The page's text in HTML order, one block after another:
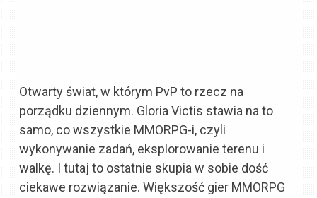
Otwarty świat, w którym PvP to rzecz na
porządku dziennym. Gloria Victis stawia na to
samo, co wszystkie MMORPG-i, czyli
wykonywanie zadań, eksplorowanie terenu i
walkę. I tutaj to ostatnie skupia w sobie dość
ciekawe rozwiązanie. Większość gier MMORPG